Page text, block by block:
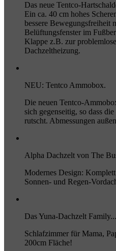
Das neue Tentco-
Ein ca. 40 cm hohes
bessere Bewegungsfreiheit
Belüftungsfenster im
Klappe z.B. zur
Dachzeltheizung.
NEU: Tentco Ammobox.
Die neuen Tentco-
sich gegenseitig, so dass
rutscht. Abmessungen
Alpha Dachzelt von The
Modernes Design:
Sonnen- und Regen-
Das Yuna-Dachzelt Family...
Schlafzimmer für Mama,
200cm Fläche!